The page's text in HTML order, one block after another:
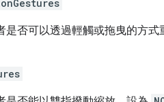
是否可以透過輕觸或拖曳的方